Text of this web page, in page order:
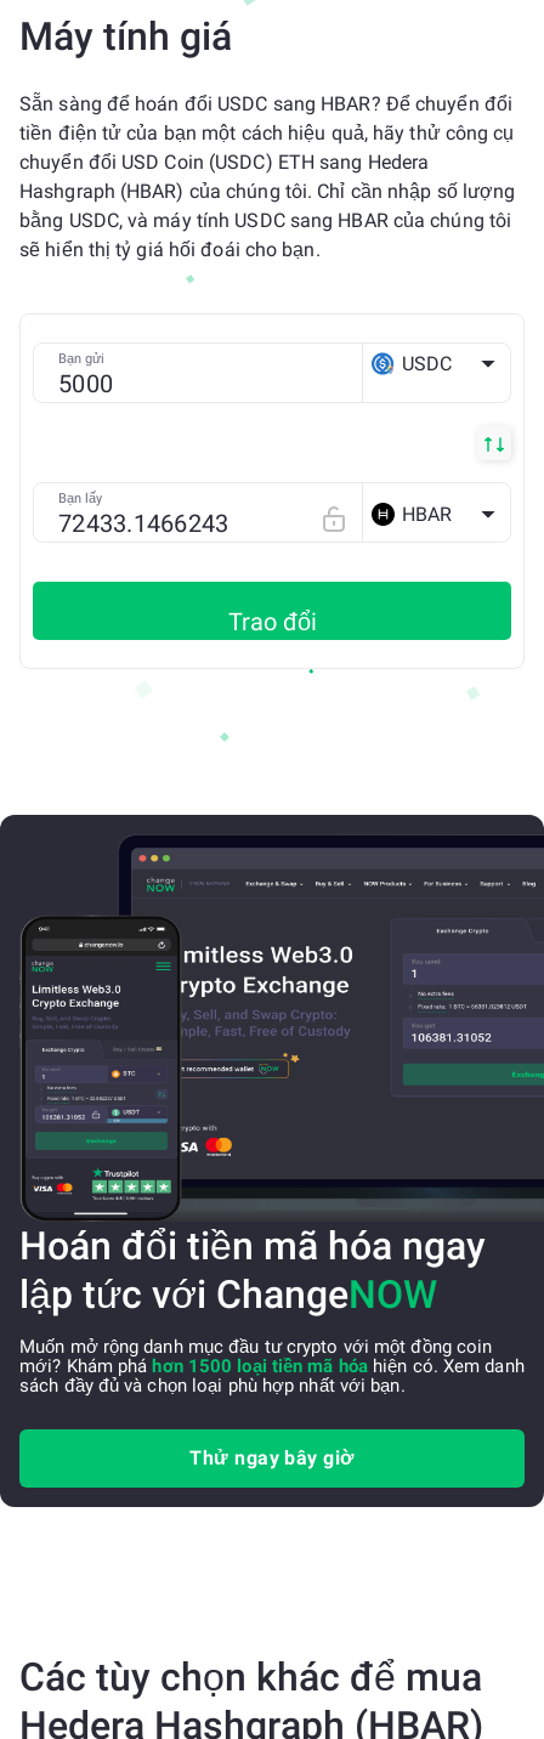
Máy tính giá
Sẵn sàng để hoán đổi USDC sang HBAR? Để chuyển đổi
tiền điện tử của bạn một cách hiệu quả, hãy thử công cụ
chuyển đổi USD Coin (USDC) ETH sang Hedera
Hashgraph (HBAR) của chúng tôi. Chỉ cần nhập số lượng
bằng USDC, và máy tính USDC sang HBAR của chúng tôi
sẽ hiển thị tỷ giá hối đoái cho bạn.
Bạn gửi USDC
Bạn lấy
HBAR
Trao đổi
Hoán đổi tiền mã hóa ngay
lập tức với ChangeNOW
Muốn mở rộng danh mục đầu tư crypto với một đồng coin
mới? Khám pháhơn 1500 loại tiền mã hóahiện có. Xem danh
sách đầy đủ và chọn loại phù hợp nhất với bạn.
Thử ngay bây giờ
Các tùy chọn khác để mua
Hedera Hashgraph (HBAR)